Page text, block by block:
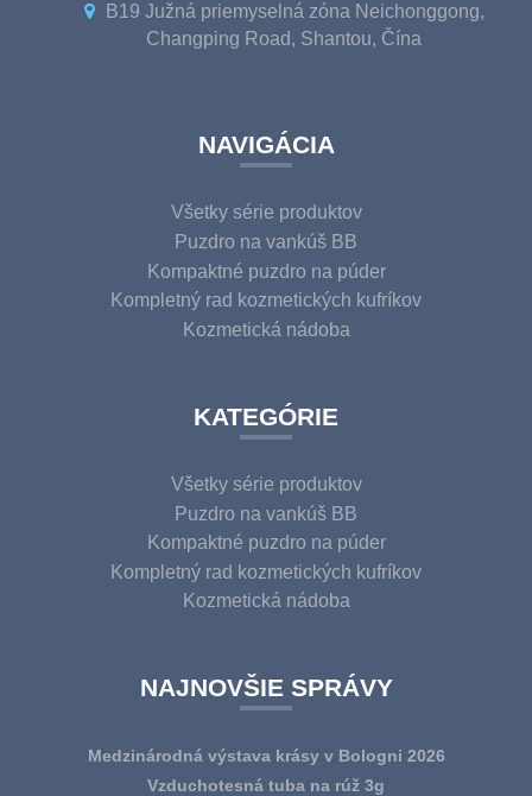
B19 Južná priemyselná zóna Neichonggong,
Changping Road, Shantou, Čína
NAVIGÁCIA
Všetky série produktov
Puzdro na vankúš BB
Kompaktné puzdro na púder
Kompletný rad kozmetických kufríkov
Kozmetická nádoba
KATEGÓRIE
Všetky série produktov
Puzdro na vankúš BB
Kompaktné puzdro na púder
Kompletný rad kozmetických kufríkov
Kozmetická nádoba
NAJNOVŠIE SPRÁVY
Medzinárodná výstava krásy v Bologni 2026
Vzduchotesná tuba na rúž 3g